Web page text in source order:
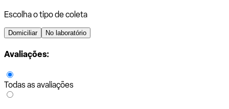
Escolha o tipo de coleta
Domiciliar No laboratório
Avaliações:
Todas as avaliações